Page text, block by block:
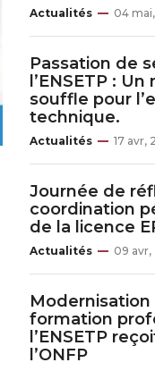
Actualités 04
Passation de
l’ENSETP :
souffle pour
technique.
Actualités 17 avr,
Journée de
coordination
de la licence
Actualités 09 avr,
Modernisation
formation
l’ENSETP
l’ONFP